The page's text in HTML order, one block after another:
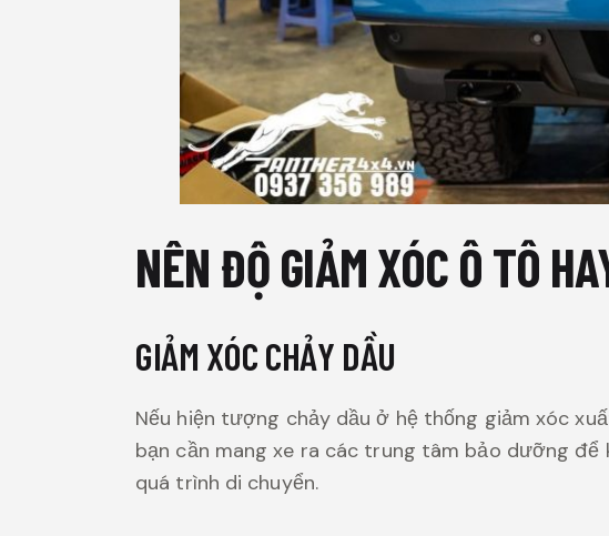
NÊN ĐỘ GIẢM XÓC Ô TÔ
GIẢM XÓC CHẢY DẦU
Nếu hiện tượng chảy dầu ở hệ thống giảm xóc
bạn cần mang xe ra các trung tâm bảo dưỡng
quá trình di chuyển.